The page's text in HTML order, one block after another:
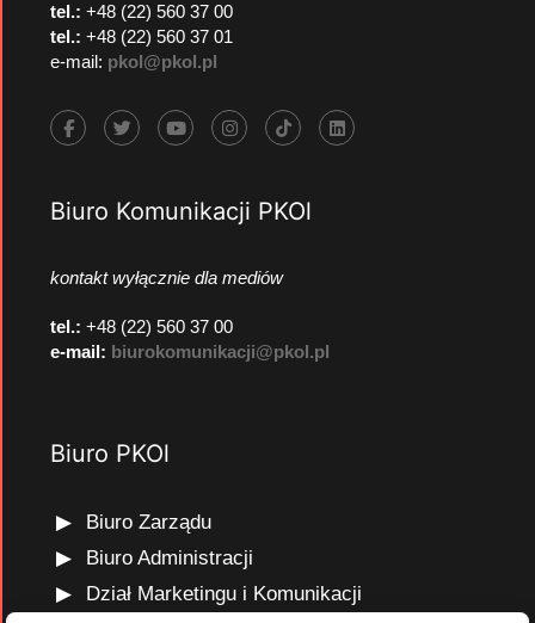
tel.: +48 (22) 560 37 00
tel.: +48 (22) 560 37 01
e-mail: pkol@pkol.pl
Biuro Komunikacji PKOl
kontakt wyłącznie dla mediów
tel.: +48 (22) 560 37 00
e-mail: biurokomunikacji@pkol.pl
Biuro PKOl
Biuro Zarządu
Biuro Administracji
Dział Marketingu i Komunikacji